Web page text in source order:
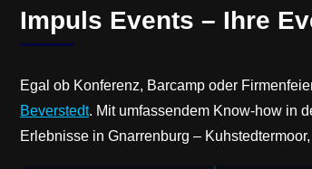
Impuls Events – Ihre
Egal ob Konferenz, Barcamp oder
Beverstedt. Mit umfassendem Know-how in
Erlebnisse in Gnarrenburg –